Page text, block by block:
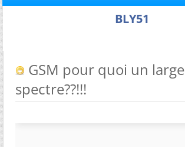
BLY51
GSM pour quoi un large
spectre??!!!